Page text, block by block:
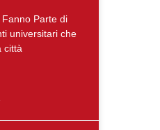
Parte di
universitari che
città